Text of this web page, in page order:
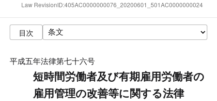
Law RevisionID:405AC0000000076_20200601_501AC0000000024
目次
平成五年法律第七十六号
短時間労働者及び有期雇用労働者の
雇用管理の改善等に関する法律